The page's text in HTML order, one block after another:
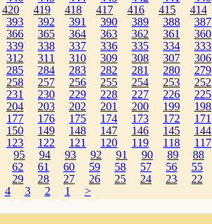
420 419 418 417 416 415 414
393 392 391 390 389 388 387
366 365 364 363 362 361 360
339 338 337 336 335 334 333
312 311 310 309 308 307 306
285 284 283 282 281 280 279
258 257 256 255 254 253 252
231 230 229 228 227 226 225
204 203 202 201 200 199 198
177 176 175 174 173 172 171
150 149 148 147 146 145 144
123 122 121 120 119 118 117
95 94 93 92 91 90 89 88
62 61 60 59 58 57 56 55
29 28 27 26 25 24 23 22
4 3 2 1 >